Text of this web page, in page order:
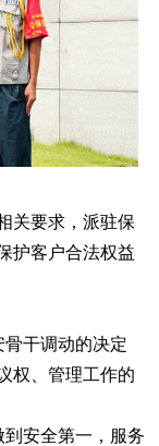
关要求，派驻保
护客户合法权益
干调动的决定
权、管理工作的
安全第一，服务